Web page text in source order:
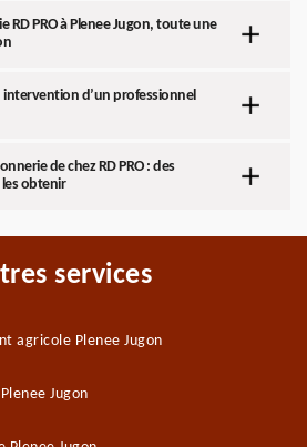
RD PRO à Plenee Jugon, toute une
intervention d’un professionnel
de chez RD PRO : des
obtenir
services
agricole Plenee Jugon
Jugon